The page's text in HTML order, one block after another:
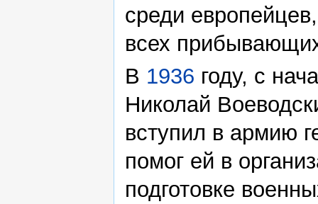
среди
всех
В 1936 году, с
Николай
вступил в армию
помог ей в
подготовке